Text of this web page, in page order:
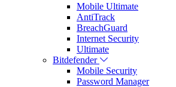
Mobile Ultimate
AntiTrack
BreachGuard
Internet Security
Ultimate
Bitdefender
Mobile Security
Password Manager